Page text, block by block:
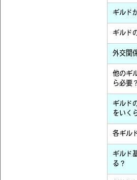
ギルド
ギルド
外交関
他のギ
ら必要？
ギルド
をいく
各ギル
ギルド
る？